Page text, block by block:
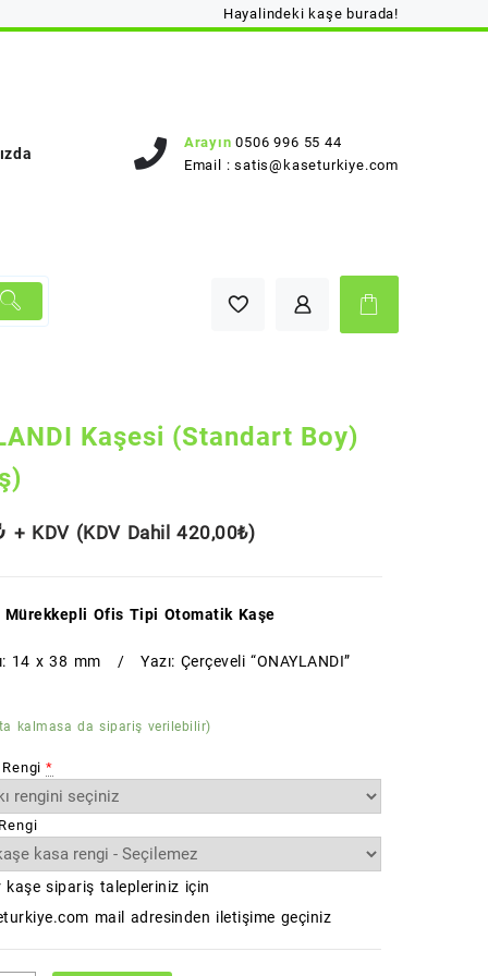
Hayalindeki kaşe burada!
Arayın 0506 996 55 44
Email :satis@kaseturkiye.com
Kaşesi (Standart Boy)
+ KDV (KDV Dahil420,00₺)
Mürekkepli Ofis Tipi Otomatik Kaşe
14 x 38 mm / Yazı: Çerçeveli “ONAYLANDI”
kalmasa da sipariş verilebilir)
*
kaşe sipariş talepleriniz için
mail adresinden iletişime geçiniz